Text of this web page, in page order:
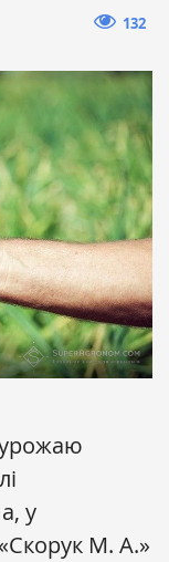
132
урожаю
у
М. А.»